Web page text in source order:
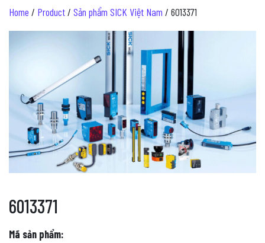
Home / Product/ Sản phẩm SICK Việt Nam / 6013371
6013371
Mã sản phẩm: